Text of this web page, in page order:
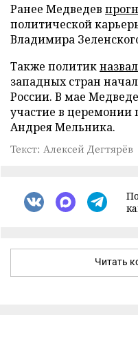
Ранее Медведев
политической
Владимира
Также политикназвал
западных стран
России. В мае
участие в церемонии
Андрея Мельника.
Текст: Алексей Дегтярёв
Читать